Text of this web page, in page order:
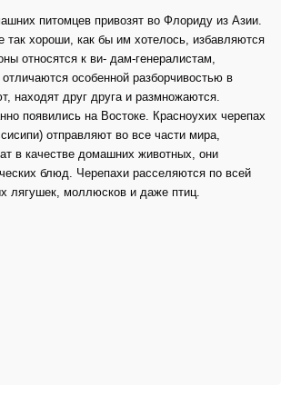
питомцев привозят во Флориду из Азии.
хороши, как бы им хотелось, избавляются
относятся к ви- дам-генералистам,
особенной разборчивостью в
находят друг друга и размножаются.
появились на Востоке. Красноухих черепах
отправляют во все части мира,
в качестве домашних животных, они
блюд. Черепахи расселяются по всей
лягушек, моллюсков и даже птиц.